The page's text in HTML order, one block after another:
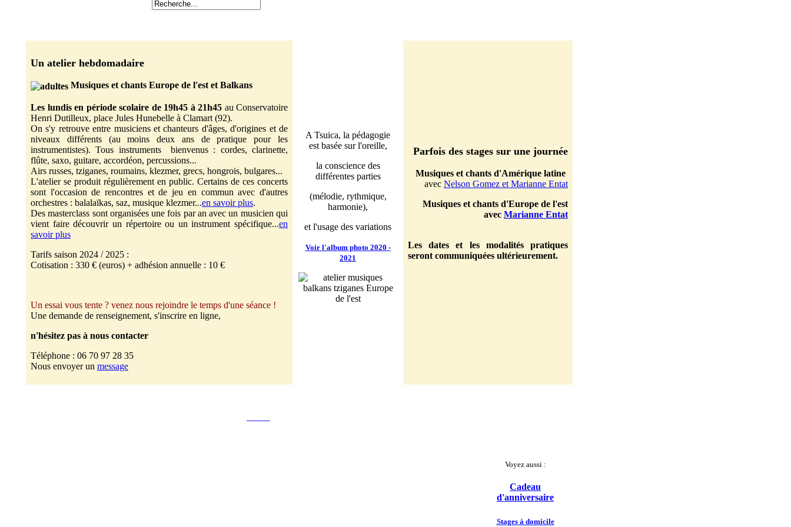
Un atelier hebdomadaire
Musiques et chants Europe de l'est et Balkans
Les lundis en période scolaire de 19h45 à 21h45 au Conservatoire
Henri Dutilleux, place Jules Hunebelle à Clamart (92).
On s'y retrouve entre musiciens et chanteurs d'âges, d'origines et de
niveaux différents (au moins deux ans de pratique pour les
instrumentistes). Tous instruments bienvenus : cordes, clarinette,
flûte, saxo, guitare, accordéon, percussions...
Airs russes, tziganes, roumains, klezmer, grecs, hongrois, bulgares...
L'atelier se produit régulièrement en public. Certains de ces concerts
sont l'occasion de rencontres et de jeu en commun avec d'autres
orchestres : balalaïkas, saz, musique klezmer...en savoir plus.
Des masterclass sont organisées une fois par an avec un musicien qui
vient faire découvrir un répertoire ou un instrument spécifique...en
savoir plus
Tarifs saison 2024 / 2025 :
Cotisation : 330 € (euros) + adhésion annuelle : 10 €
Un essai vous tente ? venez nous rejoindre le temps d'une séance !
Une demande de renseignement, s'inscrire en ligne,
n'hésitez pas à nous contacter
Téléphone : 06 70 97 28 35
Nous envoyer un message
A Tsuica, la pédagogie
est basée sur l'oreille,
la conscience des
différentes parties
(mélodie, rythmique,
harmonie),
et l'usage des variations
Voir l'album photo 2020 -
2021
Parfois des stages sur une journée
Musiques et chants d'Amérique latine
avec Nelson Gomez et Marianne Entat
Musiques et chants d'Europe de l'est
avec Marianne Entat
Les dates et les modalités pratiques
seront communiquées ultérieurement.
Voyez aussi :
Cadeau
d'anniversaire
Stages à domicile